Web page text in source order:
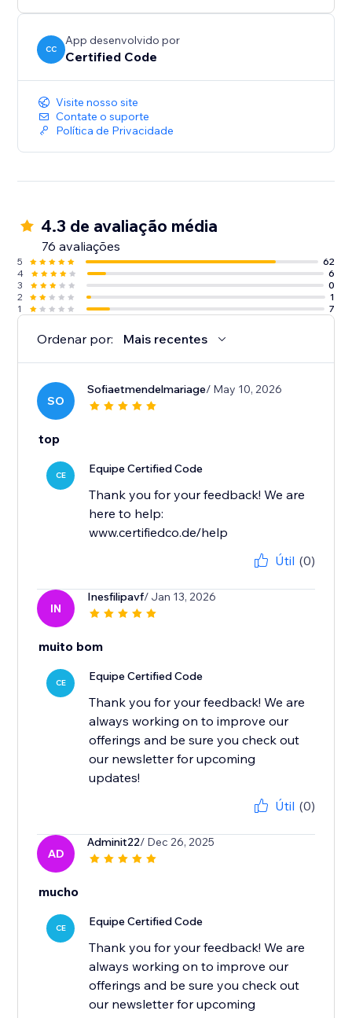
CC
App desenvolvido por
Certified Code
Visite nosso site
Contate o suporte
Política de Privacidade
4.3 de avaliação média
76 avaliações
5
62
4
6
3
0
2
1
1
7
Ordenar por: Mais recentes
SO
Sofiaetmendelmariage/ May 10, 2026
top
CE Equipe Certified Code
Thank you for your feedback! We are
here to help:
www.certifiedco.de/help
Útil (0)
IN
Inesfilipavf/ Jan 13, 2026
muito bom
CE Equipe Certified Code
Thank you for your feedback! We are
always working on to improve our
offerings and be sure you check out
our newsletter for upcoming
updates!
Útil (0)
AD
Adminit22/ Dec 26, 2025
mucho
CE Equipe Certified Code
Thank you for your feedback! We are
always working on to improve our
offerings and be sure you check out
our newsletter for upcoming